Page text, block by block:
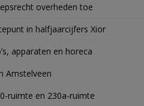
overheden toe
in halfjaarcijfers Xior
apparaten en horeca
Amstelveen
ruimte en 230a-ruimte